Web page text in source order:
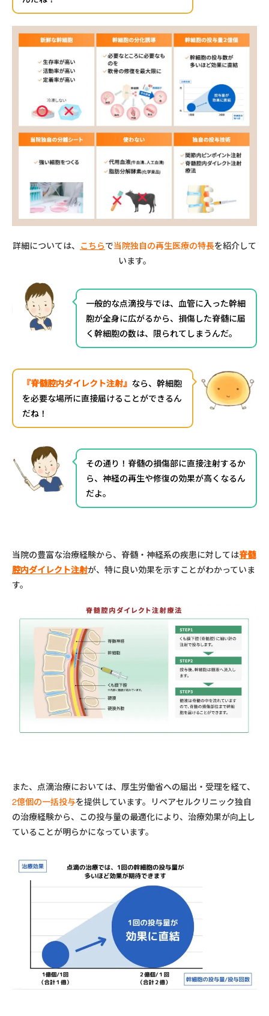
詳細については、 こちらで当院独自の再生医療の特長を紹介して
います。
一般的な点滴投与では、血管に入った幹細
胞が全身に広がるから、損傷した脊髄に届
く幹細胞の数は、限られてしまうんだ。
『脊髄腔内ダイレクト注射』 なら、幹細胞
を必要な場所に直接届けることができるん
だね！
その通り！脊髄の損傷部に直接注射するか
ら、神経の再生や修復の効果が高くなるん
だよ。
当院の豊富な治療経験から、脊髄・神経系の疾患に対しては脊髄
腔内ダイレクト注射が、特に良い効果を示すことがわかっていま
す。
また、点滴治療においては、厚生労働省への届出・受理を経て、
2億個の一括投与を提供しています。リペアセルクリニック独自
の治療経験から、この投与量の最適化により、治療効果が向上し
ていることが明らかになっています。